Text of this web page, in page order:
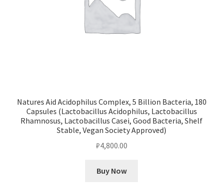
Natures Aid Acidophilus Complex, 5 Billion Bacteria, 180
Capsules (Lactobacillus Acidophilus, Lactobacillus
Rhamnosus, Lactobacillus Casei, Good Bacteria, Shelf
Stable, Vegan Society Approved)
₽4,800.00
Buy Now